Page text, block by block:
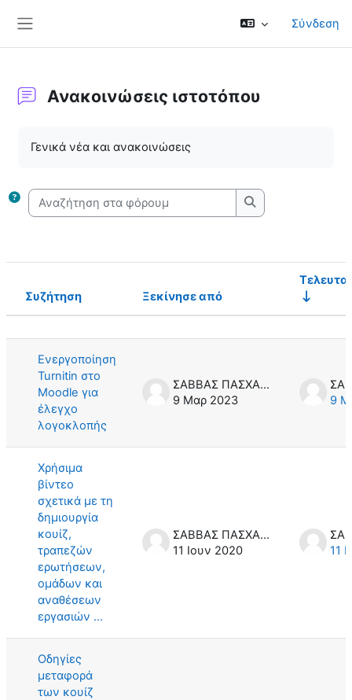
Σύνδεση
Ανακοινώσεις ιστοτόπου
Γενικά νέα και ανακοινώσεις
Αναζήτηση στα φόρουμ
Αναζήτηση στα
Κατάσταση
Συζήτηση Ξεκίνησε από
Ενεργοποίηση
Turnitin στο
Moodle για
έλεγχο
λογοκλοπής
ΣΑΒΒΑΣ ΠΑΣΧΑΛΙΔΗΣ
9 Μαρ 2023
9
Χρήσιμα
βίντεο
σχετικά με τη
δημιουργία
κουίζ,
τραπεζών
ερωτήσεων,
ομάδων και
αναθέσεων
εργασιών ...
ΣΑΒΒΑΣ ΠΑΣΧΑΛΙΔΗΣ
11 Ιουν 2020
11
Οδηγίες
μεταφορά
των κουίζ